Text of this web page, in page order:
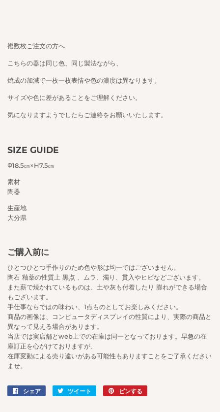
複数枚ご注文の方へ
こちらの器は同じ色、同じ製法ながら、
焼成の加減で一枚一枚表情や色の濃度は異なります。
サイズや色に差があることをご理解ください。
気になりますようでしたらご連絡をお願いいたします。
SIZE GUIDE
Φ18.5㎝×H7.5㎝
素材
陶器
生産地
大分県
ご購入前に
ひとつひとつ手作りのため色や形は均一ではございません。
陶石 釉薬の性質上 黒点 、ムラ、濁り、貫入やヒビなどございます。
また薪で焼かれているものは、土や灰も付着したり 膨れができる場合
もございます。
手仕事ならではの味わい、1点ものとしてお楽しみください。
商品の画像は、コンピュータディスプレイの性質により、実際の商品と
異なって見える場合があります。
当店では実店舗とweb上での在庫は同一となっております。早急の在
庫訂正を心がけておりますが、
在庫変動による売り違いがある可能性もありますことをご了承ください
ませ。
シェア
Facebookツイート
Twitter
ピンする